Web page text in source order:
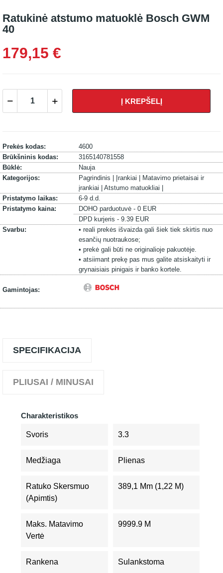
Ratukinė atstumo matuoklė Bosch GWM
40
179,15 €
Į KREPŠELĮ
Prekės kodas:
4600
Brūkšninis kodas:
3165140781558
Būklė:
Nauja
Kategorijos:
Pagrindinis | Įrankiai |
Matavimo prietaisai ir
įrankiai | Atstumo matuokliai |
Pristatymo laikas:
6-9 d.d.
Pristatymo kaina:
DOHO parduotuvė - 0 EUR
DPD kurjeris - 9.39 EUR
Svarbu:
• reali prekės išvaizda gali šiek tiek skirtis nuo
esančių nuotraukose;
• prekė gali būti ne originalioje pakuotėje.
• atsiimant prekę pas mus galite atsiskaityti ir
grynaisiais pinigais ir banko kortele.
Gamintojas:
SPECIFIKACIJA
PLIUSAI / MINUSAI
Charakteristikos
Svoris 3.3
Medžiaga Plienas
Ratuko Skersmuo
(apimtis)
389,1 Mm (1,22 M)
Maks. Matavimo
Vertė
9999.9 M
Rankena Sulankstoma